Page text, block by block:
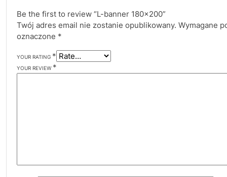
Be the first to review “L-banner 180×200”
Twój adres email nie zostanie opublikowany. Wymagane
oznaczone *
YOUR RATING *
YOUR REVIEW *